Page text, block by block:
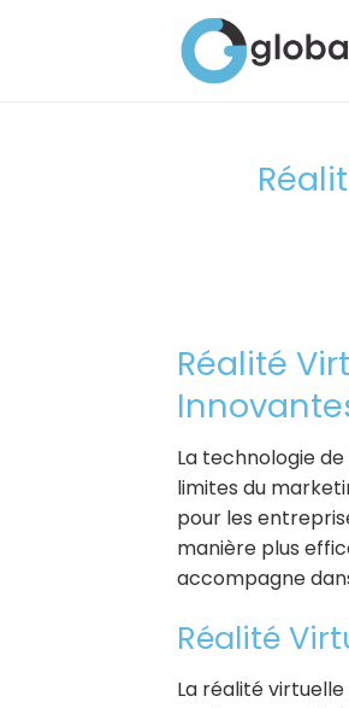
Réalité
La technologie
limites du
pour les
manière plus
accompagne
Réalité
La réalité